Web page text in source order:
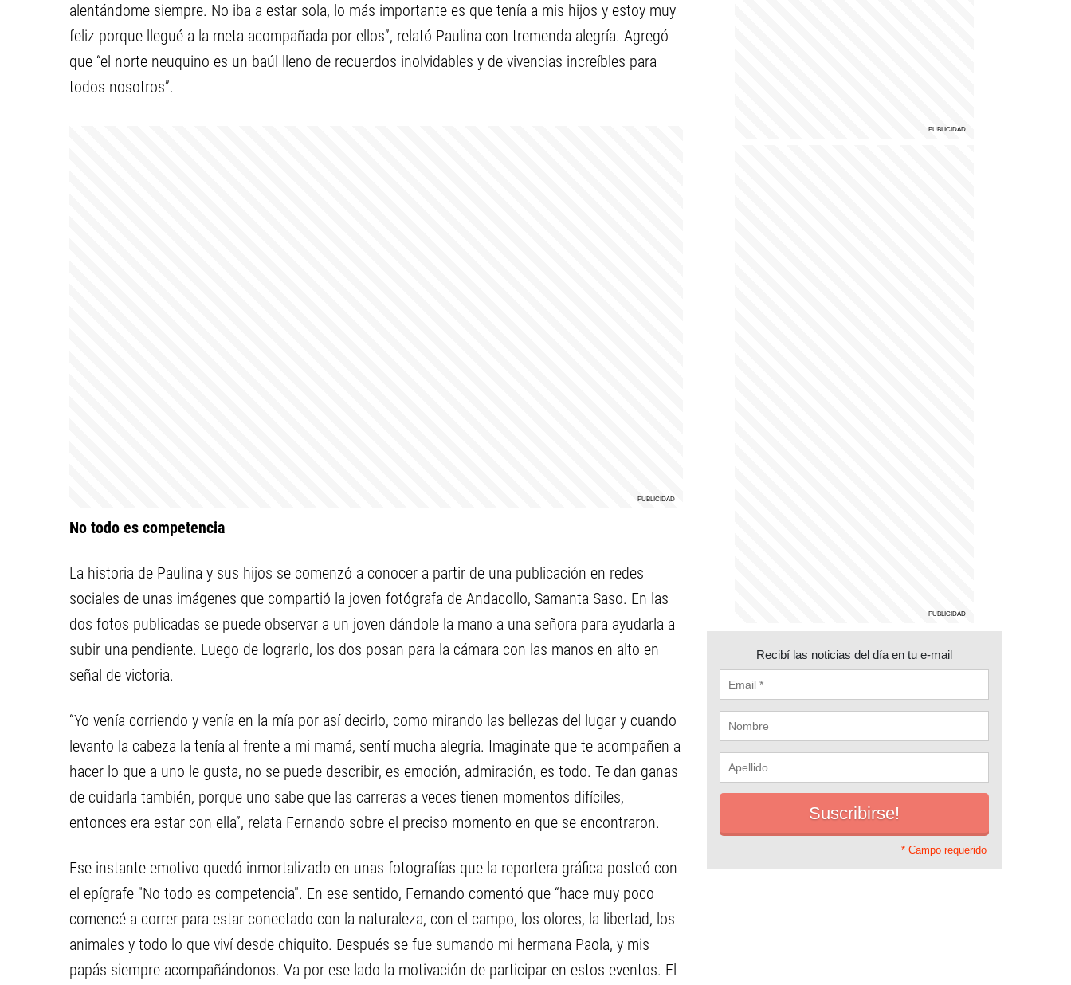
alentándome siempre. No iba a estar sola, lo más importante es que tenía a mis hijos y estoy muy
feliz porque llegué a la meta acompañada por ellos”, relató Paulina con tremenda alegría. Agregó
que “el norte neuquino es un baúl lleno de recuerdos inolvidables y de vivencias increíbles para
todos nosotros”.
No todo es competencia
La historia de Paulina y sus hijos se comenzó a conocer a partir de una publicación en redes
sociales de unas imágenes que compartió la joven fotógrafa de Andacollo, Samanta Saso. En las
dos fotos publicadas se puede observar a un joven dándole la mano a una señora para ayudarla a
subir una pendiente. Luego de lograrlo, los dos posan para la cámara con las manos en alto en
señal de victoria.
“Yo venía corriendo y venía en la mía por así decirlo, como mirando las bellezas del lugar y cuando
levanto la cabeza la tenía al frente a mi mamá, sentí mucha alegría. Imaginate que te acompañen a
hacer lo que a uno le gusta, no se puede describir, es emoción, admiración, es todo. Te dan ganas
de cuidarla también, porque uno sabe que las carreras a veces tienen momentos difíciles,
entonces era estar con ella”, relata Fernando sobre el preciso momento en que se encontraron.
Ese instante emotivo quedó inmortalizado en unas fotografías que la reportera gráfica posteó con
el epígrafe "No todo es competencia". En ese sentido, Fernando comentó que “hace muy poco
comencé a correr para estar conectado con la naturaleza, con el campo, los olores, la libertad, los
animales y todo lo que viví desde chiquito. Después se fue sumando mi hermana Paola, y mis
papás siempre acompañándonos. Va por ese lado la motivación de participar en estos eventos. El
Recibí las noticias del día en tu e-mail
* Campo requerido